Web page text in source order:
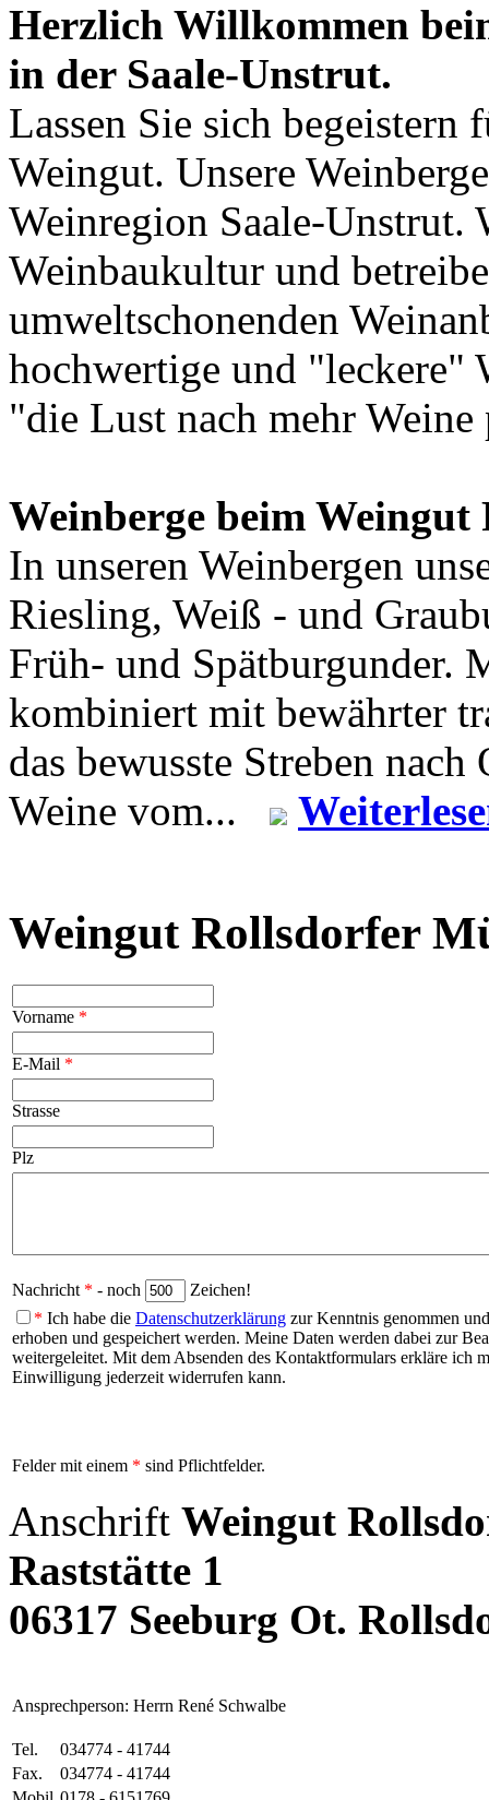
Herzlich Willkommen
in der Saale-Unstrut.
Lassen Sie sich begeistern
Weingut. Unsere
Weinregion Saale-Unstrut.
Weinbaukultur und
umweltschonenden
hochwertige und "leckere"
"die Lust nach mehr
Weinberge beim
In unseren Weinbergen
Riesling, Weiß - und
Früh- und Spätburgunder.
kombiniert mit bewährter
das bewusste Streben
Weine vom...
Weingut Rollsdorfer
Vorname *
E-Mail *
Strasse
Plz
Nachricht * - noch
Zeichen!
* Ich habe die Datenschutzerklärung zur Kenntnis genommen
erhoben und gespeichert werden. Meine Daten werden dabei zur
weitergeleitet. Mit dem Absenden des Kontaktformulars erkläre ich
Einwilligung jederzeit widerrufen kann.
Felder mit einem * sind Pflichtfelder.
Anschrift Weingut
Raststätte 1
06317 Seeburg Ot.
Ansprechperson: Herrn René Schwalbe
Tel.
034774 - 41744
Fax.
034774 - 41744